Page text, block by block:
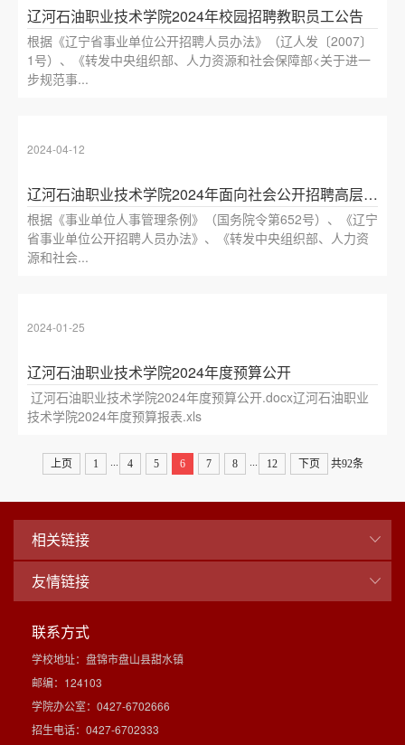
辽河石油职业技术学院2024年校园招聘教职员工公告
根据《辽宁省事业单位公开招聘人员办法》（辽人发〔2007〕
1号）、《转发中央组织部、人力资源和社会保障部<关于进一
步规范事...
2024-04-12
辽河石油职业技术学院2024年面向社会公开招聘高层次人才和急需紧缺人才公告
根据《事业单位人事管理条例》（国务院令第652号）、《辽宁
省事业单位公开招聘人员办法》、《转发中央组织部、人力资
源和社会...
2024-01-25
辽河石油职业技术学院2024年度预算公开
辽河石油职业技术学院2024年度预算公开.docx辽河石油职业
技术学院2024年度预算报表.xls
上页 1 ... 4 5 6 7 8 ... 12 下页 共92条
相关链接
友情链接
联系方式
学校地址：盘锦市盘山县甜水镇
邮编：124103
学院办公室：0427-6702666
招生电话：0427-6702333